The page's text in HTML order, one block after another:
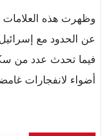
وظهرت هذه العلامات
عن الحدود مع
فيما تحدث عدد من
أضواء لانفجارات